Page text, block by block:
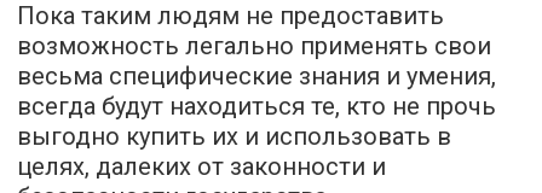
Пока таким людям не предоставить
возможность легально применять свои
весьма специфические знания и умения,
всегда будут находиться те, кто не прочь
выгодно купить их и использовать в
целях, далеких от законности и